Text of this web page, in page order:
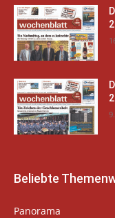
Beliebte
Panorama